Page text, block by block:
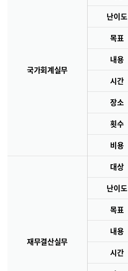
국가회계실무
난이도
목표
내용
시간
장소
횟수
비용
재무결산실무
대상
난이도
목표
내용
시간